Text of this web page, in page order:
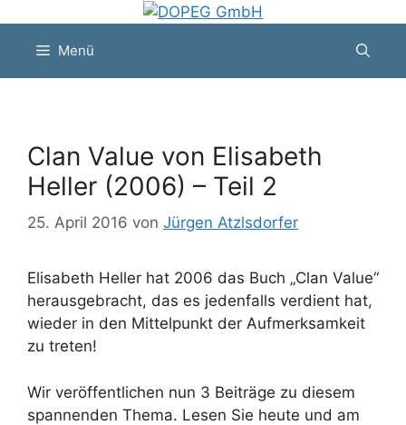
springenMenü
Clan Value von Elisabeth
Heller (2006) – Teil 2
25. April 2016 von Jürgen Atzlsdorfer
Elisabeth Heller hat 2006 das Buch „Clan Value“
herausgebracht, das es jedenfalls verdient hat,
wieder in den Mittelpunkt der Aufmerksamkeit
zu treten!
Wir veröffentlichen nun 3 Beiträge zu diesem
spannenden Thema. Lesen Sie heute und am